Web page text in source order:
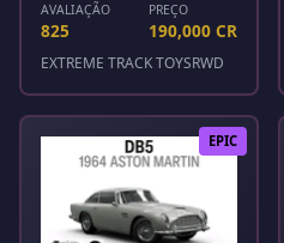
AVALIAÇÃO
825
PREÇO
190,000 CR
EXTREME TRACK TOYSRWD
EPIC